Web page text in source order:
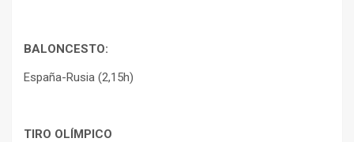
BALONCESTO:
España-Rusia (2,15h)
TIRO OLÍMPICO